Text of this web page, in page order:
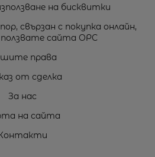
на бисквитки
свързан с покупка онлайн,
сайта ОРС
права
от сделка
За нас
на сайта